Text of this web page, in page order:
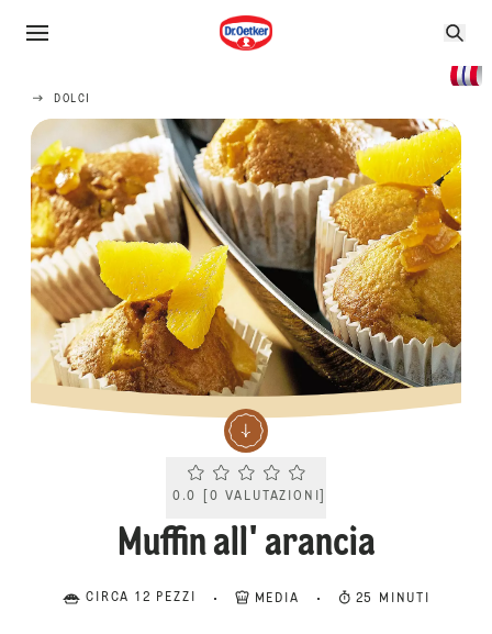
DOLCI
Current rating 0.0. Click to rate.
0.0 0 VALUTAZIONI
Muffin all' arancia
CIRCA 12 PEZZI MEDIA 25 MINUTI